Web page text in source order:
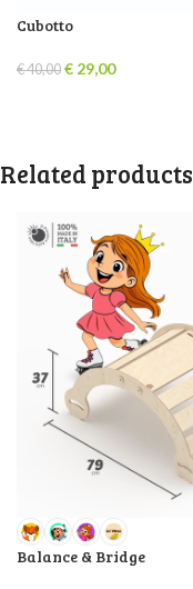
Cubotto
€40,00 € 29,00
Related products
Balance & Bridge